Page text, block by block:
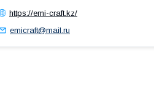
https://emi-craft.kz/
emicraft@mail.ru